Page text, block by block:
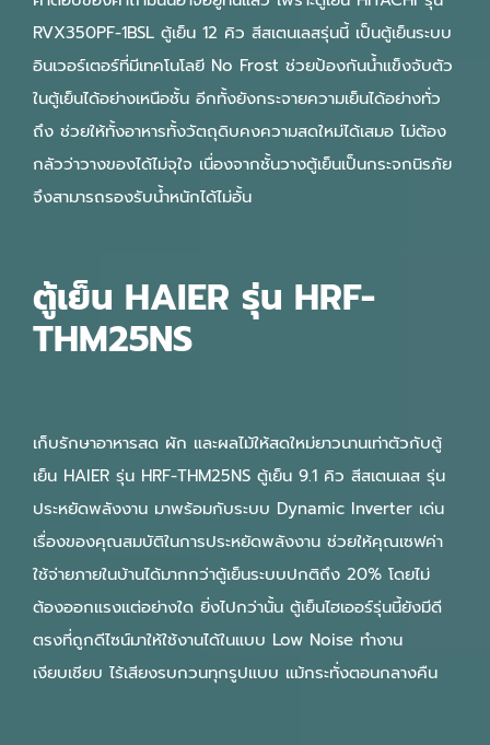
RVX350PF-1BSL ตู้เย็น 12 คิว สีสเตนเลสรุ่นนี้ เป็นตู้เย็นระบบ
อินเวอร์เตอร์ที่มีเทคโนโลยี No Frost ช่วยป้องกันน้ำแข็งจับตัว
ในตู้เย็นได้อย่างเหนือชั้น อีกทั้งยังกระจายความเย็นได้อย่างทั่ว
ถึง ช่วยให้ทั้งอาหารทั้งวัตถุดิบคงความสดใหม่ได้เสมอ ไม่ต้อง
กลัวว่าวางของได้ไม่จุใจ เนื่องจากชั้นวางตู้เย็นเป็นกระจกนิรภัย
จึงสามารถรองรับน้ำหนักได้ไม่อั้น
ตู้เย็น HAIER รุ่น HRF-
THM25NS
เก็บรักษาอาหารสด ผัก และผลไม้ให้สดใหม่ยาวนานเท่าตัวกับตู้
เย็น HAIER รุ่น HRF-THM25NS ตู้เย็น 9.1 คิว สีสเตนเลส รุ่น
ประหยัดพลังงาน มาพร้อมกับระบบ Dynamic Inverter เด่น
เรื่องของคุณสมบัติในการประหยัดพลังงาน ช่วยให้คุณเซฟค่า
ใช้จ่ายภายในบ้านได้มากกว่าตู้เย็นระบบปกติถึง 20% โดยไม่
ต้องออกแรงแต่อย่างใด ยิ่งไปกว่านั้น ตู้เย็นไฮเออร์รุ่นนี้ยังมีดี
ตรงที่ถูกดีไซน์มาให้ใช้งานได้ในแบบ Low Noise ทำงาน
เงียบเชียบ ไร้เสียงรบกวนทุกรูปแบบ แม้กระทั่งตอนกลางคืน